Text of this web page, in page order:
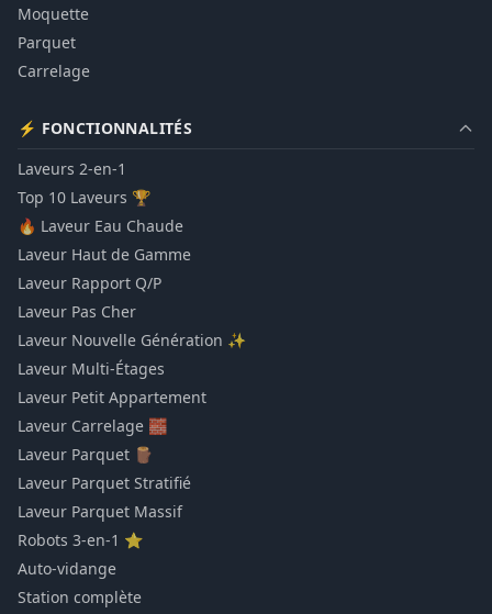
Moquette
Parquet
Carrelage
⚡ FONCTIONNALITÉS
Laveurs 2-en-1
Top 10 Laveurs 🏆
🔥 Laveur Eau Chaude
Laveur Haut de Gamme
Laveur Rapport Q/P
Laveur Pas Cher
Laveur Nouvelle Génération ✨
Laveur Multi-Étages
Laveur Petit Appartement
Laveur Carrelage 🧱
Laveur Parquet 🪵
Laveur Parquet Stratifié
Laveur Parquet Massif
Robots 3-en-1 ⭐
Auto-vidange
Station complète